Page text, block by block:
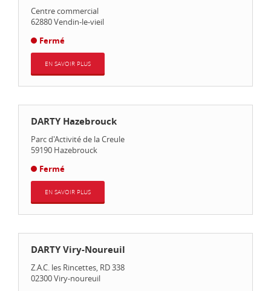
Centre commercial
62880Vendin-le-vieil
Fermé
EN SAVOIR PLUS
DARTY Hazebrouck
Parc d'Activité de la Creule
59190 Hazebrouck
Fermé
EN SAVOIR PLUS
DARTY Viry-Noureuil
Z.A.C. les Rincettes, RD 338
02300Viry-noureuil